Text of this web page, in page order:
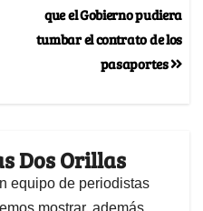
que el Gobierno pudiera
tumbar el contrato de los
pasaportes
Dos Orillas
equipo de periodistas
mostrar, además